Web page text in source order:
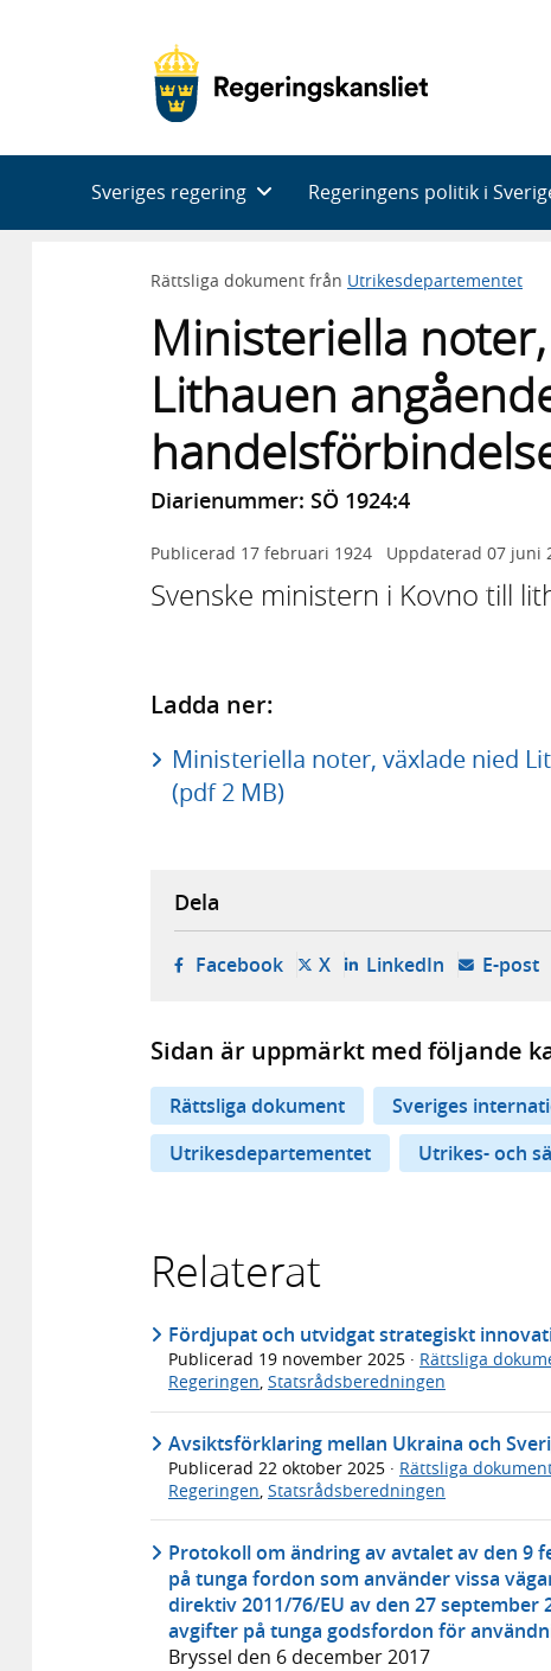
Sveriges regering Regeringens politik i
Rättsliga dokument från Utrikesdepartementet
Ministeriella
Lithauen
Diarienummer: SÖ 1924:4
Publicerad 17 februari 1924 Uppdaterad 07 juni
Svenske ministern i Kovno till
Ladda ner:
Ministeriella noter, växlade nied
(pdf 2 MB)
Dela
Facebook- öppnas i ny flik, extern
X- öppnas i ny flik, extern
LinkedIn- öppnas i
E-post-
Sidan är uppmärkt med följande
Rättsliga dokument Sveriges
Utrikesdepartementet
Utrikes- och
Relaterat
Fördjupat och utvidgat strategiskt
Publicerad 19 november 2025 · Rättsliga
Regeringen, Statsrådsberedningen
Avsiktsförklaring mellan Ukraina och
Publicerad 22 oktober 2025 · Rättsliga
Regeringen, Statsrådsberedningen
Protokoll om ändring av avtalet av den 9
på tunga fordon som använder vissa
direktiv 2011/76/EU av den 27 september
avgifter på tunga godsfordon för
Bryssel den 6 december 2017